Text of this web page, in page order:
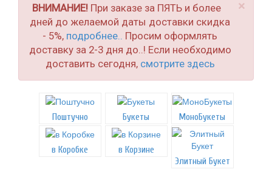
×
ВНИМАНИЕ! При заказе за ПЯТЬ и более
дней до желаемой даты доставки скидка
- 5%, подробнее..
Просим оформлять
доставку за 2-3 дня до..! Если необходимо
доставить сегодня, смотрите здесь
Поштучно Букеты МоноБукеты
в Коробке
в Корзине
Элитный Букет